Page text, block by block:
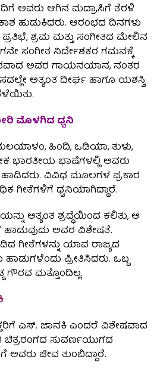
ಅವರು ಆಗಿನ ಮದ್ರಾಸಿಗೆ ತೆರಳಿ
ಹುಡುಕಿದರು. ಆರಂಭದ ದಿನಗಳು
ಶ್ರಮ ಮತ್ತು ಸಂಗೀತದ ಮೇಲಿನ
ಸಂಗೀತ ನಿರ್ದೇಶಕರ ಗಮನಕ್ಕೆ
ಅವರ ಗಾಯನಯಾನ, ನಂತರ
ಅತ್ಯಂತ ದೀರ್ಘ ಹಾಗೂ ಯಶಸ್ವಿ
ಮೊಳಗಿದ ಧ್ವನಿ
ಹಿಂದಿ, ಒಡಿಯಾ, ತುಳು,
ಭಾರತೀಯ ಭಾಷೆಗಳಲ್ಲಿ ಅವರು
ಹಾಡಿದರು. ವಿವಿಧ ಮೂಲಗಳ ಪ್ರಕಾರ
ಗೀತೆಗಳಿಗೆ ಧ್ವನಿಯಾಗಿದ್ದಾರೆ.
ಅತ್ಯಂತ ಶ್ರದ್ಧೆಯಿಂದ ಕಲಿತು, ಆ
ಅವರ ವಿಶೇಷತೆ.
ಗೀತೆಗಳನ್ನು ಯಾವ ರಾಜ್ಯದ
ಪ್ರೀತಿಸಿದರು. ಒಬ್ಬ
ಗೌರವ ಮತ್ತೊಂದಿಲ್ಲ.
ಎಸ್. ಜಾನಕಿ ಎಂದರೆ ವಿಶೇಷವಾದ
ಚಿತ್ರರಂಗದ ಸುವರ್ಣಯುಗದ
ಜೀವ ತುಂಬಿದ್ದಾರೆ.